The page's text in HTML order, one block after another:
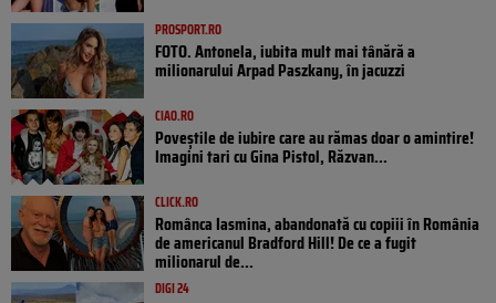
PROSPORT.RO
FOTO. Antonela, iubita mult mai tânără a
milionarului Arpad Paszkany, în jacuzzi
CIAO.RO
Poveştile de iubire care au rămas doar o amintire!
Imagini tari cu Gina Pistol, Răzvan...
CLICK.RO
Românca Iasmina, abandonată cu copiii în România
de americanul Bradford Hill! De ce a fugit
milionarul de...
DIGI 24